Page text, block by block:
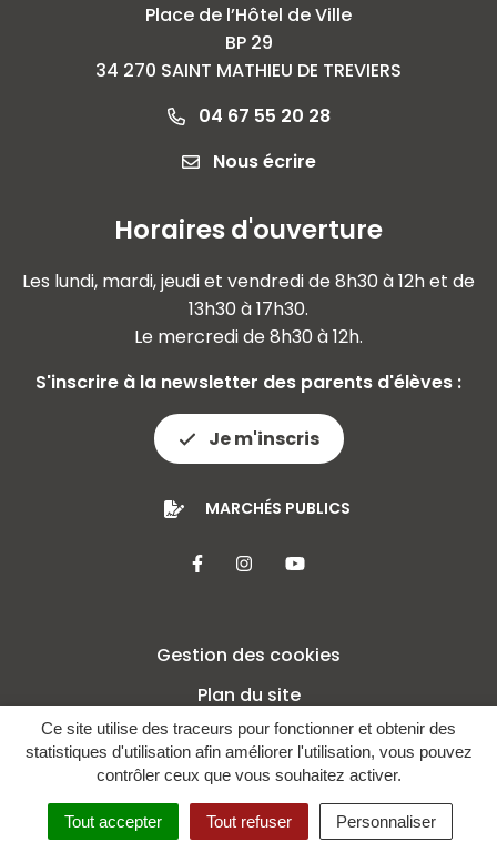
Ce site utilise des traceurs pour fonctionner et obtenir des
statistiques d'utilisation afin améliorer l'utilisation, vous pouvez
contrôler ceux que vous souhaitez activer.
Tout accepter Tout refuser Personnaliser
Place de l’Hôtel de Ville
BP 29
34 270 SAINT MATHIEU DE TREVIERS
04 67 55 20 28
Nous écrire
Horaires d'ouverture
Les lundi, mardi, jeudi et vendredi de 8h30 à 12h et de
13h30 à 17h30.
Le mercredi de 8h30 à 12h.
S'inscrire à la newsletter des parents d'élèves :
Je m'inscris
MARCHÉS PUBLICS
Lien vers le compte Facebook
Lien vers le compte
Lien vers la chaîne
Gestion des cookies
Plan du site
Mentions légales
Crédits
Politique de confidentialité